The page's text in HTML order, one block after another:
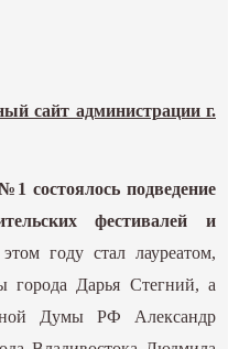
сайт администрации г.
подведение
фестивалей и
году стал лауреатом,
города Дарья Стегний, а
Думы РФ Александр